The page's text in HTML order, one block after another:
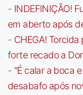
- INDEFINIÇÃO!
em aberto após
- CHEGA!
forte recado a
- "É calar a boca
desabafo após